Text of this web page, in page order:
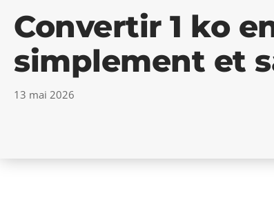
Convertir 1 ko
simplement et
13 mai 2026